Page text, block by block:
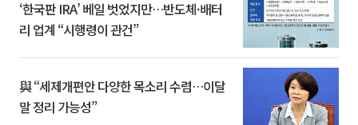
‘한국판 IRA’ 베일 벗었지만…반도체·배터
리 업계 “시행령이 관건”
與 “세제개편안 다양한 목소리 수렴…이달
말 정리 가능성”